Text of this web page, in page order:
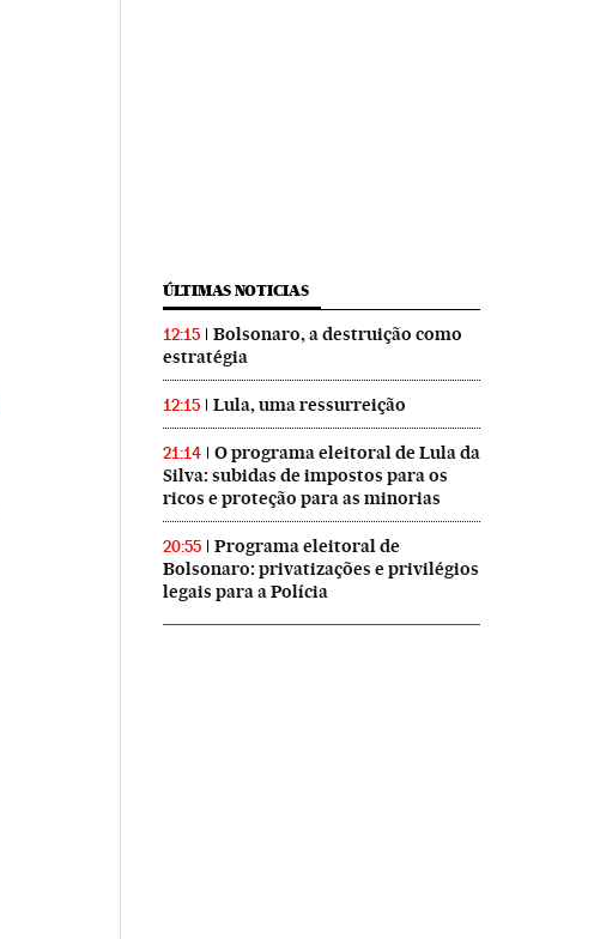
ÚLTIMAS NOTICIAS
12:15
Bolsonaro, a destruição como
estratégia
12:15 Lula, uma ressurreição
21:14
O programa eleitoral de Lula da
Silva: subidas de impostos para os
ricos e proteção para as minorias
20:55
Programa eleitoral de
Bolsonaro: privatizações e privilégios
legais para a Polícia